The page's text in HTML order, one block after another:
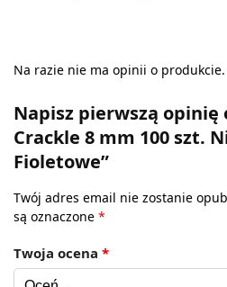
Na razie nie ma opinii o produkcie.
Napisz pierwszą opinię
Crackle 8 mm 100 szt.
Fioletowe”
Twój adres email nie zostanie
są oznaczone *
Twoja ocena *